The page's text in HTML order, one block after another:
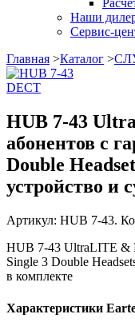
Наши
Сервис-
Главная >Каталог >
DECT
HUB 7-43
абонентов с
Double
устройство и
Артикул: HUB 7-43.
HUB 7-43 UltraLITE &
Single 3 Double
в комплекте
Характеристики